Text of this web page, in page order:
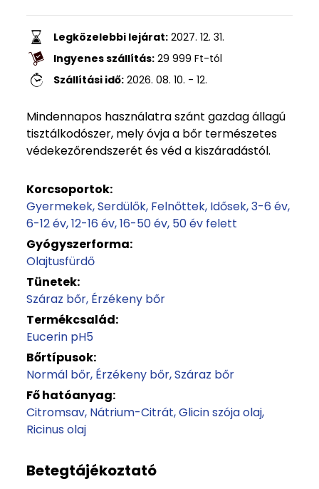
Legközelebbi lejárat: 2027. 12. 31.
Ingyenes szállítás: 29 999 Ft-tól
Szállítási idő: 2026. 08. 10. - 12.
Mindennapos használatra szánt gazdag állagú
tisztálkodószer, mely óvja a bőr természetes
védekezőrendszerét és véd a kiszáradástól.
Korcsoportok:
Gyermekek Serdülők Felnőttek Idősek 3-6 év
6-12 év 12-16 év 16-50 év 50 év felett
Gyógyszerforma:
Olajtusfürdő
Tünetek:
Száraz bőr Érzékeny bőr
Termékcsalád:
Eucerin pH5
Bőrtípusok:
Normál bőr Érzékeny bőr Száraz bőr
Fő hatóanyag:
Citromsav Nátrium-Citrát Glicin szója olaj
Ricinus olaj
Betegtájékoztató